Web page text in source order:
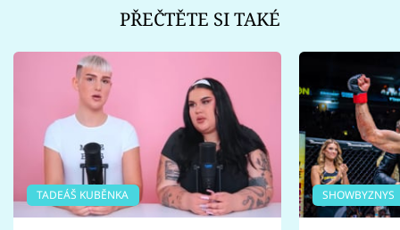
PŘEČTĚTE SI TAKÉ
TADEÁŠ KUBĚNKA SHOWBYZNYS